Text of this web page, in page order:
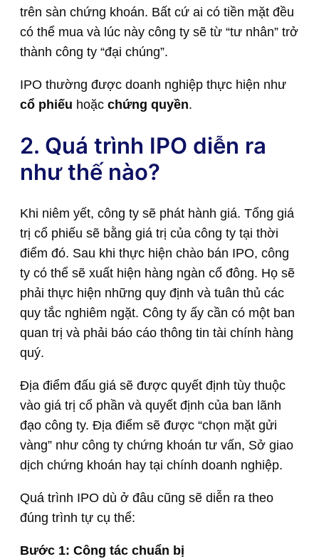
trên sàn chứng khoán. Bất cứ ai có tiền mặt đều
có thể mua và lúc này công ty sẽ từ “tư nhân” trở
thành công ty “đại chúng”.
IPO thường được doanh nghiệp thực hiện như
cổ phiếu hoặc chứng quyền.
2. Quá trình IPO diễn ra
như thế nào?
Khi niêm yết, công ty sẽ phát hành giá. Tổng giá
trị cổ phiếu sẽ bằng giá trị của công ty tại thời
điểm đó. Sau khi thực hiện chào bán IPO, công
ty có thể sẽ xuất hiện hàng ngàn cổ đông. Họ sẽ
phải thực hiện những quy định và tuân thủ các
quy tắc nghiêm ngặt. Công ty ấy cần có một ban
quan trị và phải báo cáo thông tin tài chính hàng
quý.
Địa điểm đấu giá sẽ được quyết định tùy thuộc
vào giá trị cổ phần và quyết định của ban lãnh
đạo công ty. Địa điểm sẽ được “chọn mặt gửi
vàng” như công ty chứng khoán tư vấn, Sở giao
dịch chứng khoán hay tại chính doanh nghiệp.
Quá trình IPO dù ở đâu cũng sẽ diễn ra theo
đúng trình tự cụ thể:
Bước 1: Công tác chuẩn bị